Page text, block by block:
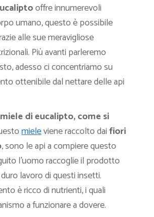
offre innumerevoli
umano, questo è possibile
alle sue meravigliose
Più avanti parleremo
adesso ci concentriamo su
ottenibile dal nettare delle api
miele di eucalipto, come si
mieleviene raccolto daifiori
, sono le api a compiere questo
l’uomo raccoglie il prodotto
lavoro di questi insetti.
è ricco di nutrienti, i quali
a funzionare a dovere.